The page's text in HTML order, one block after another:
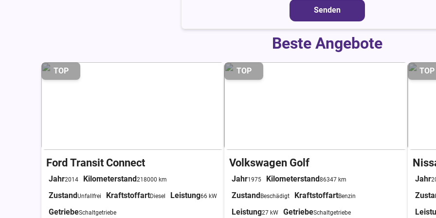
Senden
Beste Angebote
TOP
Ford Transit Connect
Jahr2014 Kilometerstand218000 km
ZustandUnfallfrei KraftstoffartDiesel Leistung66 kW
GetriebeSchaltgetriebe
TOP
Volkswagen Golf
Jahr1975 Kilometerstand86347 km
ZustandBeschädigt KraftstoffartBenzin
Leistung27 kW GetriebeSchaltgetriebe
TOP
Jahr